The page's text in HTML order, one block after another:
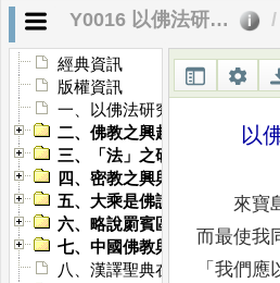
Y0016 以佛法研究佛法
經典資訊
版權資訊
一、以佛法研究佛法
二、佛教之興起與東方印度
三、「法」之研究
四、密教之興與佛教之滅——
五、大乘是佛說論
六、略說罽賓區的瑜伽師
七、中國佛教與印度佛教之關
八、漢譯聖典在世界佛教中的
以
來寶
而最使我
「我們應